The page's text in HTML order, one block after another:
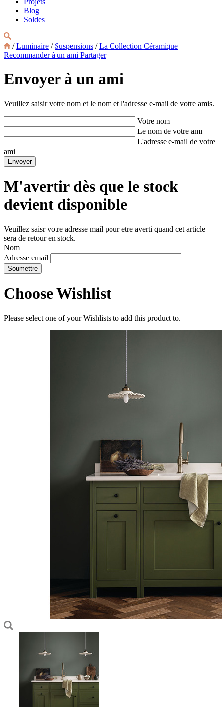
Projets
Blog
Soldes
/Luminaire / Suspensions /La Collection Céramique
Recommander à un ami Partager
Envoyer à un ami
Veuillez saisir votre nom et le nom et l'adresse e-mail de votre amis.
Votre nom
Le nom de votre ami
L'adresse e-mail de votre
ami
M'avertir dès que le stock
devient disponible
Veuillez saisr votre adresse mail pour etre averti quand cet article
sera de retour en stock.
Nom
Adresse email
Choose Wishlist
Please select one of your Wishlists to add this product to.